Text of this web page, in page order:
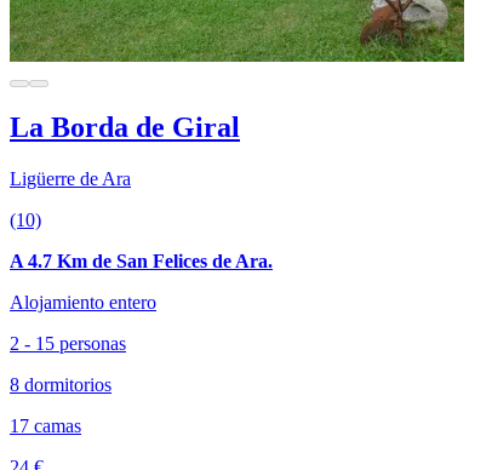
La Borda de Giral
Ligüerre de Ara
(10)
A 4.7 Km de San Felices de Ara.
Alojamiento entero
2 - 15 personas
8 dormitorios
17 camas